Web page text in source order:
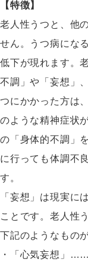
【特徴】
老人性うつと、他
せん。うつ病にな
低下が現れます。
不調」や「妄想」
つにかかった方は
のような精神症状
の「身体的不調」
に行っても体調不
す。
「妄想」は現実に
ことです。老人性
下記のようなもの
・「心気妄想」